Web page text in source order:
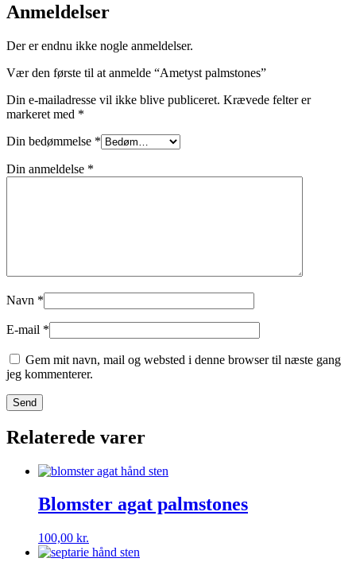
Anmeldelser
Der er endnu ikke nogle anmeldelser.
Vær den første til at anmelde “Ametyst palmstones”
Din e-mailadresse vil ikke blive publiceret. Krævede felter er
markeret med *
Din bedømmelse *
Din anmeldelse *
Navn *
E-mail *
Gem mit navn, mail og websted i denne browser til næste gang
jeg kommenterer.
Relaterede varer
Blomster agat palmstones
100,00 kr.